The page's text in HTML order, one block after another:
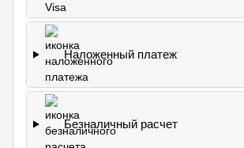
Наложенный платеж
Безналичный расчет